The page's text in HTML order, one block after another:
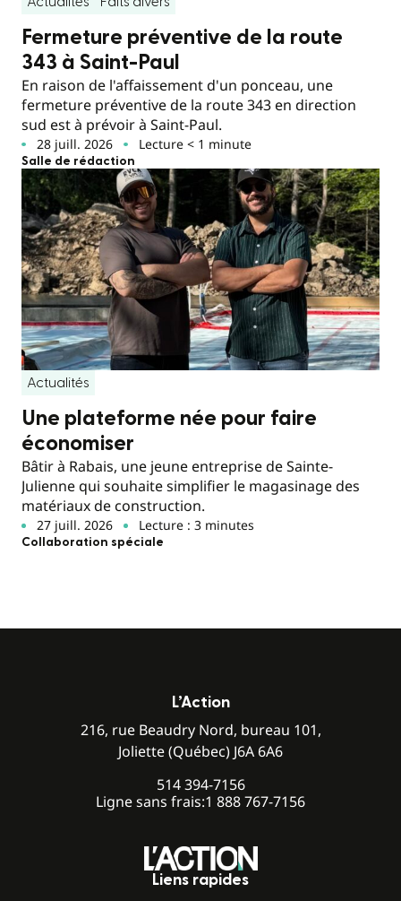
Fermeture préventive de la route
343 à Saint-Paul
En raison de l'affaissement d'un ponceau, une
fermeture préventive de la route 343 en direction
sud est à prévoir à Saint-Paul.
28 juill. 2026 Lecture < 1 minute
Salle de rédaction
Actualités
Une plateforme née pour faire
économiser
Bâtir à Rabais, une jeune entreprise de Sainte-
Julienne qui souhaite simplifier le magasinage des
matériaux de construction.
27 juill. 2026 Lecture : 3 minutes
Collaboration spéciale
L’Action
216, rue Beaudry Nord, bureau 101,
Joliette (Québec) J6A 6A6
514 394-7156
Ligne sans frais:1 888 767-7156
Liens rapides